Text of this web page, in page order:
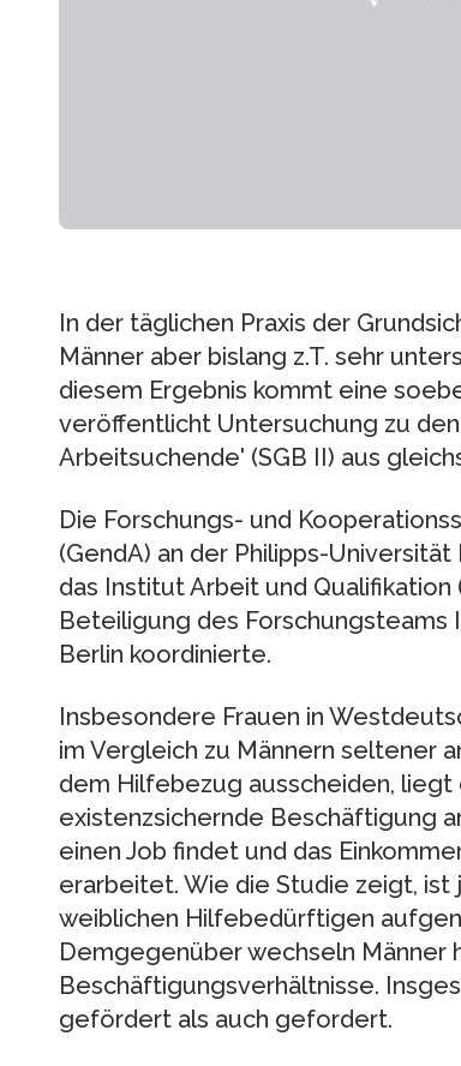
In der täglichen Praxis der
Männer aber bislang z.T. sehr
diesem Ergebnis kommt eine
veröffentlicht Untersuchung zu
Arbeitsuchende' (SGB II) aus
Die Forschungs- und
(GendA) an der Philipps-
das Institut Arbeit und
Beteiligung des Forschungsteams
Berlin koordinierte.
Insbesondere Frauen in
im Vergleich zu Männern seltener
dem Hilfebezug ausscheiden, liegt
existenzsichernde Beschäftigung
einen Job findet und das
erarbeitet. Wie die Studie zeigt,
weiblichen Hilfebedürftigen
Demgegenüber wechseln Männer
Beschäftigungsverhältnisse.
gefördert als auch gefordert.